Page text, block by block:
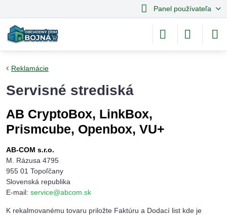
Panel používateľa
Reklamácie
Servisné strediská
AB CryptoBox, LinkBox,
Prismcube, Openbox, VU+
AB-COM s.r.o.
M. Rázusa 4795
955 01 Topoľčany
Slovenská republika
E-mail: service@abcom.sk
K rekalmovanému tovaru priložte Faktúru a Dodací list kde je